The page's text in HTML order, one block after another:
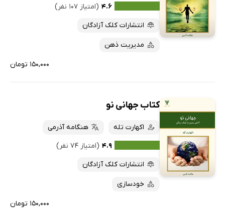
۴.۶ (امتیاز ۱۰۷ نفر)
انتشارات کلک آزادگان
مدیریت ذهن
۱۵۰,۰۰۰ تومان
کتاب جهانی نو
اکهارت تله
هنگامه آذرمی
۴.۹ (امتیاز ۷۴ نفر)
انتشارات کلک آزادگان
خودسازی
۱۵۰,۰۰۰ تومان